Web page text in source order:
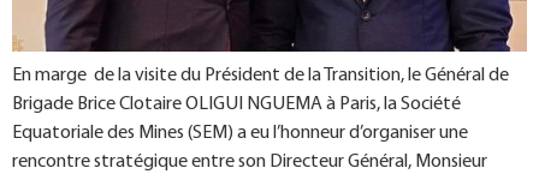
En marge de la visite du Président de la Transition, le Général de
Brigade Brice Clotaire OLIGUI NGUEMA à Paris, la Société
Equatoriale des Mines (SEM) a eu l’honneur d’organiser une
rencontre stratégique entre son Directeur Général, Monsieur